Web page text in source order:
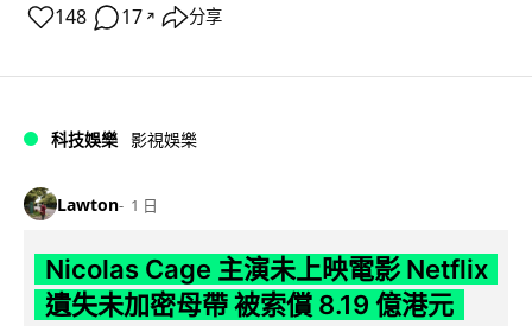
148 17 ↗ 分享
科技娛樂 影視娛樂
Lawton 1 日
Nicolas Cage 主演未上映電影 Netflix
遺失未加密母帶 被索償 8.19 億港元